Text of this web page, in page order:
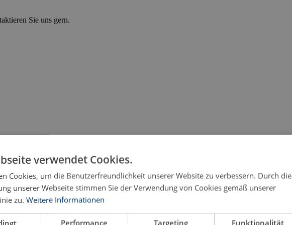
Sie uns gern.
System?
verwendet Cookies.
Cookies, um die Benutzerfreundlichkeit unserer Website zu verbessern. Durch die
unserer Webseite stimmen Sie der Verwendung von Cookies gemäß unserer
zu. Weitere Informationen
Performance Targeting Funktionalität